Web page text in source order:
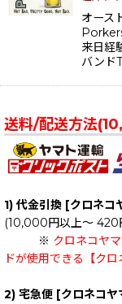
オース
来日経
バンド
送料/配送方法
1) 代金引換 [クロネコ
(10,000円以上～
※ クロネコヤ
ドが使用できる【ク
2) 宅急便 [クロネコヤ